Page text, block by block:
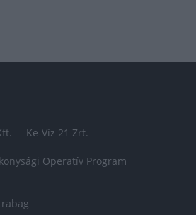
Ke-Víz 21 Zrt.
Operatív Program